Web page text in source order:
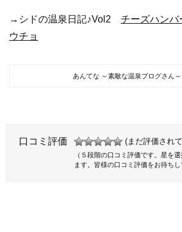
→シドの温泉日記♪Vol2 チーズハンバ
ウチョ
あんてな ～素敵な温泉ブログさん～
口コミ評価 (まだ評価され
（５段階の口コミ評価です。星を
ます。皆様の口コミ評価をお待ちし